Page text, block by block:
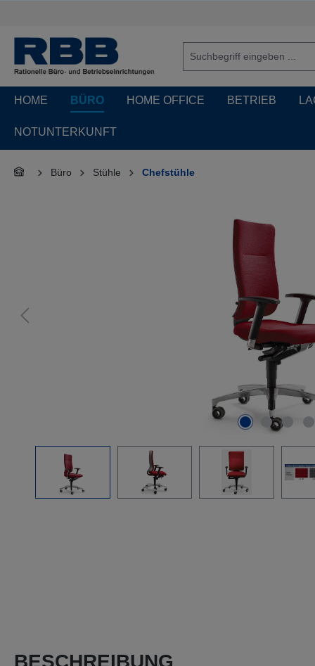
HOME BÜRO HOME OFFICE BETRIEB
NOTUNTERKUNFT
Büro Stühle Chefstühle
BESCHREIBUNG